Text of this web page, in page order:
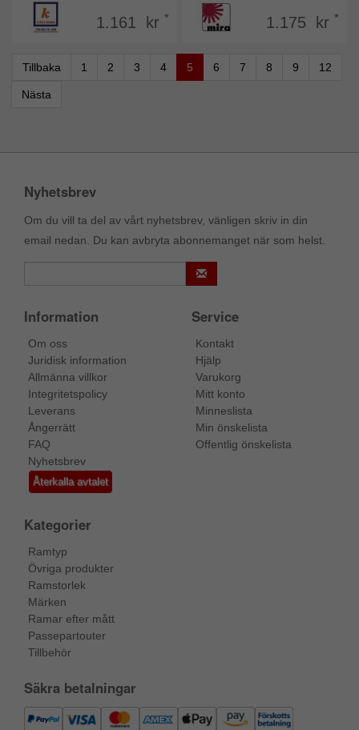
1.161 kr * 1.175 kr *
Tillbaka 1 2 3 4 5 6 7 8 9 12
Nästa
Nyhetsbrev
Om du vill ta del av vårt nyhetsbrev, vänligen skriv in din
email nedan. Du kan avbryta abonnemanget när som helst.
Information
Om oss
Juridisk information
Allmänna villkor
Integritetspolicy
Leverans
Ångerrätt
FAQ
Nyhetsbrev
Återkalla avtalet
Service
Kontakt
Hjälp
Varukorg
Mitt konto
Minneslista
Min önskelista
Offentlig önskelista
Kategorier
Ramtyp
Övriga produkter
Ramstorlek
Märken
Ramar efter mått
Passepartouter
Tillbehör
Säkra betalningar